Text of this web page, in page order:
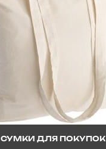
СУМКИ ДЛЯ ПОКУПОК